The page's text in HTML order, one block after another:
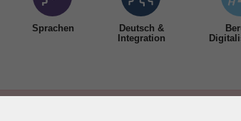
Sprachen
Deutsch &
Integration